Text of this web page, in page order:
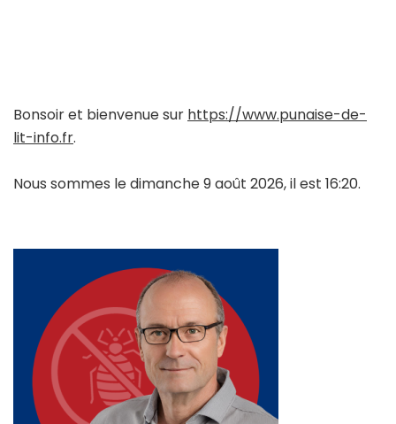
Bonsoir et bienvenue sur https://www.punaise-de-
lit-info.fr.
Nous sommes le dimanche 9 août 2026, il est 16:20.